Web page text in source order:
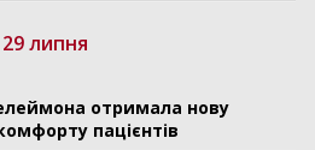
29 липня
отримала нову
пацієнтів